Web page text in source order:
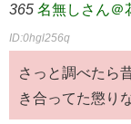
365 名無しさん＠
ID:0hgl256q
さっと調べたら
き合ってた懲り